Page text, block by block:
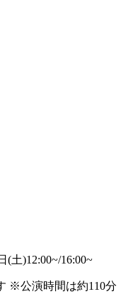
(土)12:00~/16:00~
※公演時間は約110分